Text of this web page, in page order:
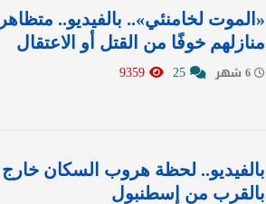
«الموت لخامنئي».. بالفيديو..
منازلهم خوفًا من القتل أو الاعتقال
بالفيديو.. لحظة هروب السكان خارج
بالقرب من إسطنبول